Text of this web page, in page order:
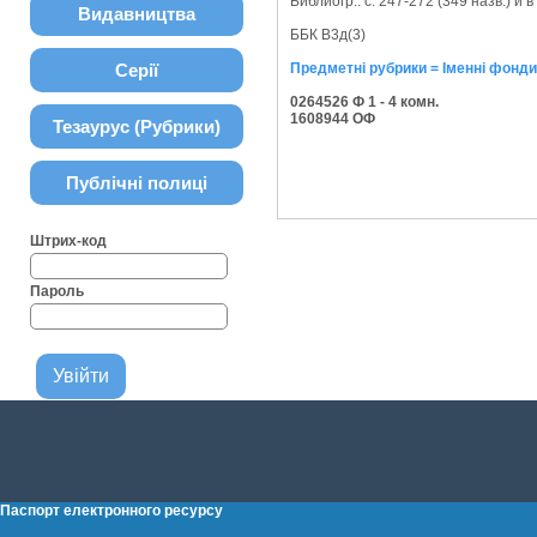
Видавництва
Серії
Тезаурус (Рубрики)
Публічні полиці
Штрих-код
Пароль
ББК В3д(3)
Предметні рубрики = Іменні
0264526 Ф 1 - 4 комн.
1608944 ОФ
Паспорт електронного ресурсу